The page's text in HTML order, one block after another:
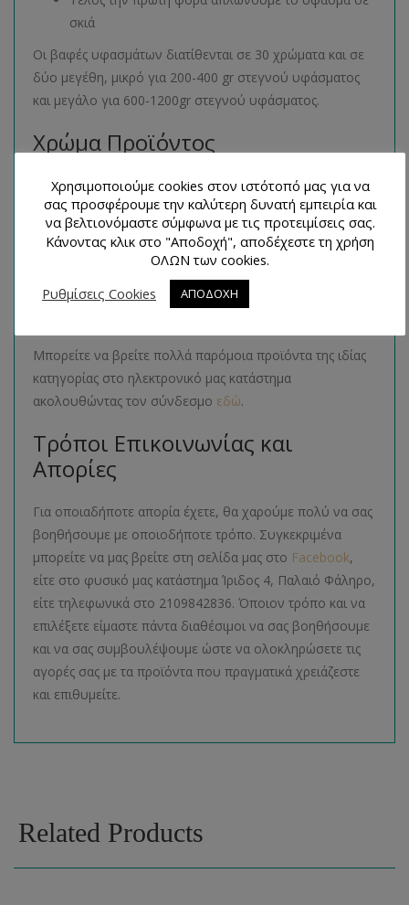
σκιά
Οι βαφές υφασμάτων διατίθενται σε 30 χρώματα και σε
δύο μεγέθη, μικρό για 200-400 gr στεγνού υφάσματος
και μεγάλο για 600-1200gr στεγνού υφάσματος.
Χρώμα Προϊόντος
Διατίθεται σε 25 χρώματα, η μικρή συσκευασία
Μέγεθος Προϊόντος
Μικρή βαφή για βάψιμο 200-400 gr στεγνού υφάσματος
Παρόμοια Προϊόντα
Μπορείτε να βρείτε πολλά παρόμοια προϊόντα της ιδίας
κατηγορίας στο ηλεκτρονικό μας κατάστημα
ακολουθώντας τον σύνδεσμο εδώ.
Τρόποι Επικοινωνίας και
Απορίες
Για οποιαδήποτε απορία έχετε, θα χαρούμε πολύ να σας
βοηθήσουμε με οποιοδήποτε τρόπο. Συγκεκριμένα
μπορείτε να μας βρείτε στη σελίδα μας στο Facebook,
είτε στο φυσικό μας κατάστημα Ίριδος 4, Παλαιό Φάληρο,
είτε τηλεφωνικά στο 2109842836. Όποιον τρόπο και να
επιλέξετε είμαστε πάντα διαθέσιμοι να σας βοηθήσουμε
και να σας συμβουλέψουμε ώστε να ολοκληρώσετε τις
αγορές σας με τα προϊόντα που πραγματικά χρειάζεστε
και επιθυμείτε.
Related Products
Χρησιμοποιούμε cookies στον ιστότοπό μας για να
σας προσφέρουμε την καλύτερη δυνατή εμπειρία και
να βελτιονόμαστε σύμφωνα με τις προτειμίσεις σας.
Κάνοντας κλικ στο "Αποδοχή", αποδέχεστε τη χρήση
ΟΛΩΝ των cookies.
Ρυθμίσεις Cookies
ΑΠΟΔΟΧΗ